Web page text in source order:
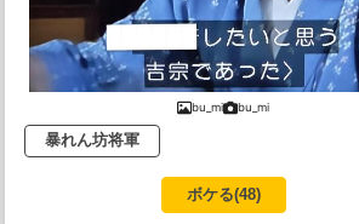
bu_mi bu_mi
暴れん坊将軍
ボケる(48)